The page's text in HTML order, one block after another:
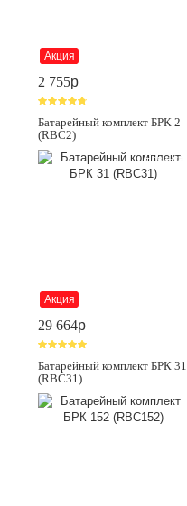
Акция
2 755p
Батарейный комплект БРК 2
(RBC2)
Акция
Новинка
29 664p
Батарейный комплект БРК 31
(RBC31)